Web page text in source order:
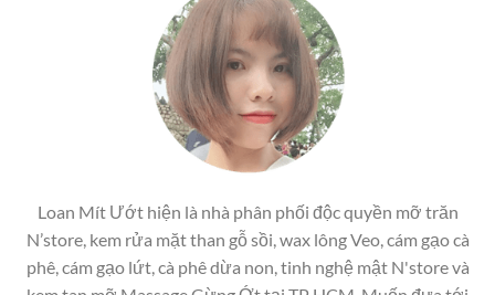
Loan Mít Ướt hiện là nhà phân phối độc quyền mỡ trăn
N’store, kem rửa mặt than gỗ sồi, wax lông Veo, cám gạo cà
phê, cám gạo lứt, cà phê dừa non, tinh nghệ mật N'store và